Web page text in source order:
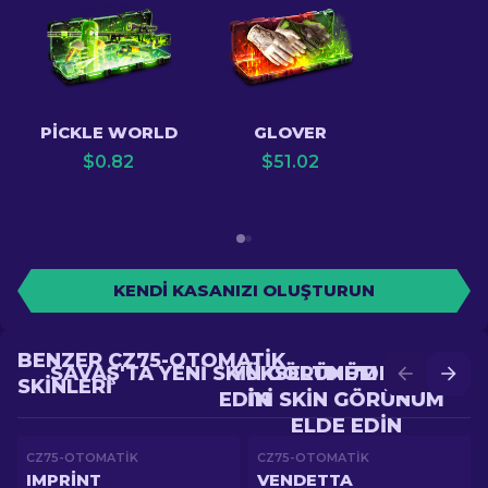
PICKLE WORLD
$0.82
GLOVER
$51.02
KENDI KASANIZI OLUŞTURUN
YÜKSELTME'DE DAHA
IYI SKIN GÖRÜNÜM
ELDE EDIN
SAVAŞ'TA YENI SKIN GÖRÜNÜM ELDE
EDIN
BENZER CZ75-OTOMATIK
SKINLERI
CZ75-OTOMATIK
IMPRINT
CZ75-OTOMATIK
VENDETTA